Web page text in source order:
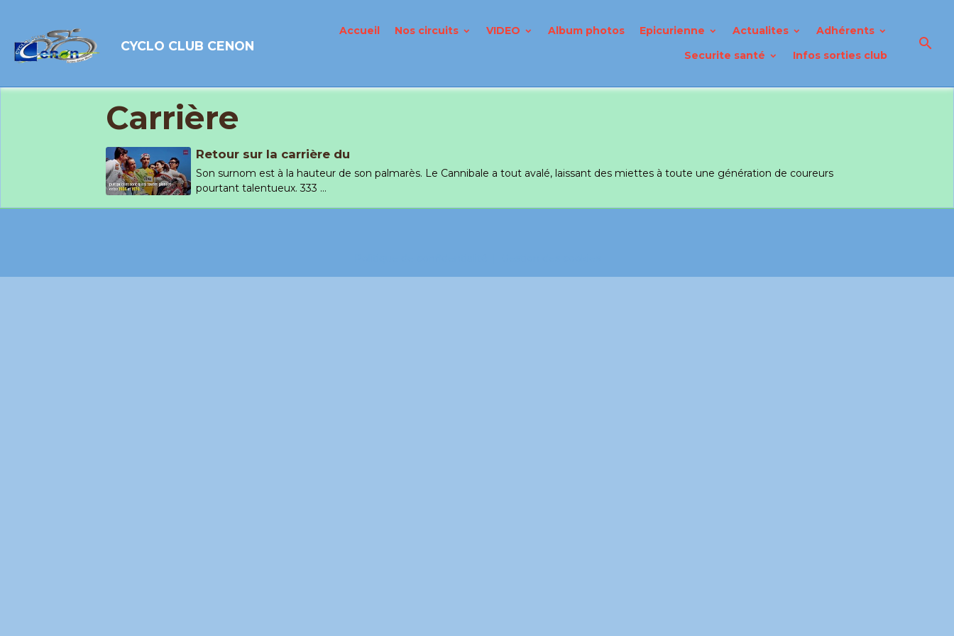
CYCLO CLUB CENON
Accueil Nos circuits VIDEO Album photos Epicurienne Actualites
Adhérents
Securite santé
Infos sorties club
Carrière
Retour sur la carrière du
Son surnom est à la hauteur de son palmarès. Le Cannibale a tout avalé, laissant des miettes à toute une génération de coureurs
pourtant talentueux. 333 ...